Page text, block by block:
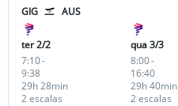
GIG AUS
ter 2/2
7:10-
9:38
2 escalas
29h 28min
qua 3/3
8:00-
16:40
2 escalas
29h 40min